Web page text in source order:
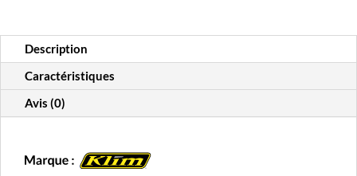
Description
Caractéristiques
Avis (0)